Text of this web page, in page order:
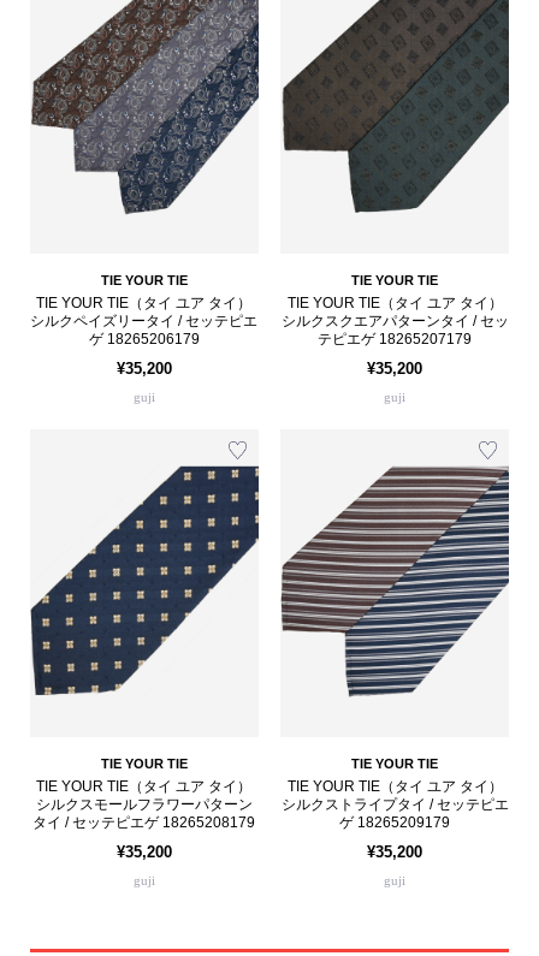
TIE YOUR TIE
TIE YOUR TIE（タイ ユア タイ）
シルクペイズリータイ / セッテピエ
ゲ 18265206179
¥35,200
guji
TIE YOUR TIE
TIE YOUR TIE（タイ ユア タイ）
シルクスクエアパターンタイ / セッ
テピエゲ 18265207179
¥35,200
guji
TIE YOUR TIE
TIE YOUR TIE（タイ ユア タイ）
シルクスモールフラワーパターン
タイ / セッテピエゲ 18265208179
¥35,200
guji
TIE YOUR TIE
TIE YOUR TIE（タイ ユア タイ）
シルクストライプタイ / セッテピエ
ゲ 18265209179
¥35,200
guji